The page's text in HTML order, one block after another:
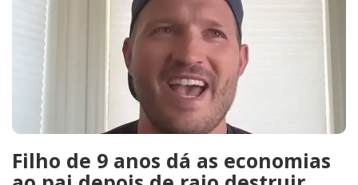
Filho de 9 anos dá as economias